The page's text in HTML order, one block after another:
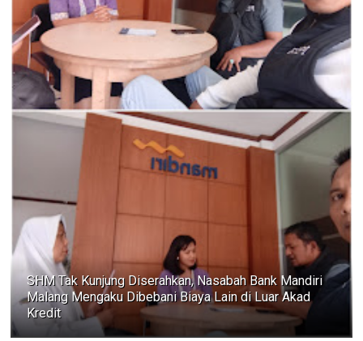
SHM Tak Kunjung Diserahkan, Nasabah Bank Mandiri
Malang Mengaku Dibebani Biaya Lain di Luar Akad
Kredit